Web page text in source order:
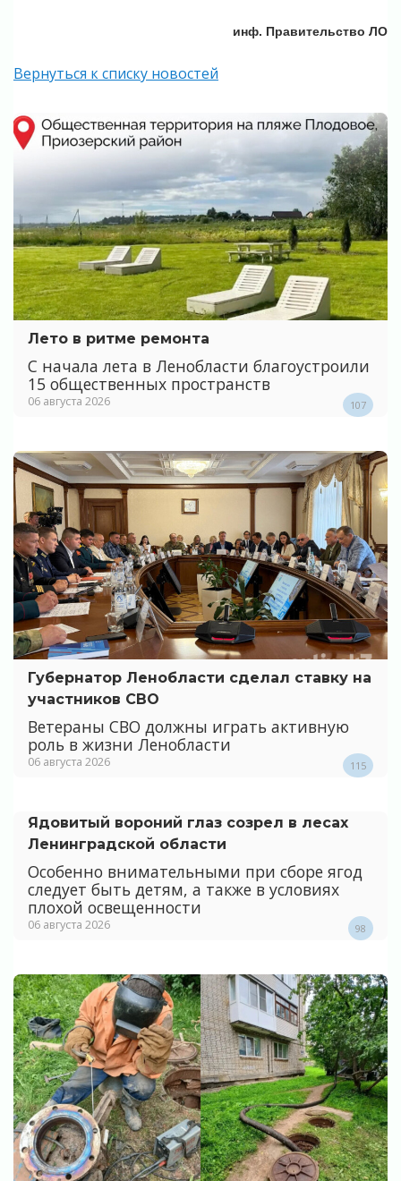
инф. Правительство ЛО
Вернуться к списку новостей
Лето в ритме ремонта
С начала лета в Ленобласти благоустроили
15 общественных пространств
06 августа 2026 107
Губернатор Ленобласти сделал ставку на
участников СВО
Ветераны СВО должны играть активную
роль в жизни Ленобласти
06 августа 2026 115
Ядовитый вороний глаз созрел в лесах
Ленинградской области
Особенно внимательными при сборе ягод
следует быть детям, а также в условиях
плохой освещенности
06 августа 2026 98